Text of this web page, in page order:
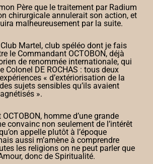
Père que le traitement par Radium
chirurgicale annulerait son action, et
malheureusement par la suite.
Martel, club spéléo dont je fais
le Commandant OCTOBON, déjà
de renommée internationale, qui
Colonel DE ROCHAS : tous deux
« d’extériorisation de la
sujets sensibles qu’ils avaient
».
homme d’une grande
convainc non seulement de l’intérêt
appelle plutôt à l’époque
aussi m’amène à comprendre
les religions on ne peut parler que
donc de Spiritualité.